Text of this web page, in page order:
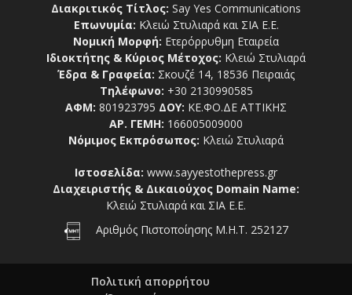
Διακριτικός Τίτλος: Say Yes Communications
Επωνυμία: Κλειώ Στυλιαρά και ΣΙΑ Ε.Ε.
Νομική Μορφή: Ετερόρρυθμη Εταιρεία
Ιδιοκτήτης & Κύριος Μέτοχος: Κλειώ Στυλιαρά
Έδρα & Γραφεία: Σκουζέ 14, 18536 Πειραιάς
Τηλέφωνο: +30 2130990585
ΑΦΜ: 801923795 ΔΟΥ: ΚΕ.ΦΟ.ΔΕ ΑΤΤΙΚΗΣ
ΑΡ. ΓΕΜΗ: 166005009000
Νόμιμος Εκπρόσωπος: Κλειώ Στυλιαρά
Ιστοσελίδα: www.sayyestothepress.gr
Διαχειριστής & Δικαιούχος Domain Name:
Κλειώ Στυλιαρά και ΣΙΑ Ε.Ε.
Αριθμός Πιστοποίησης Μ.Η.Τ. 252127
Πολιτική απορρήτου